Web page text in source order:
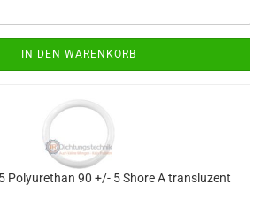
IN DEN WARENKORB
Polyurethan 90 +/- 5 Shore A transluzent